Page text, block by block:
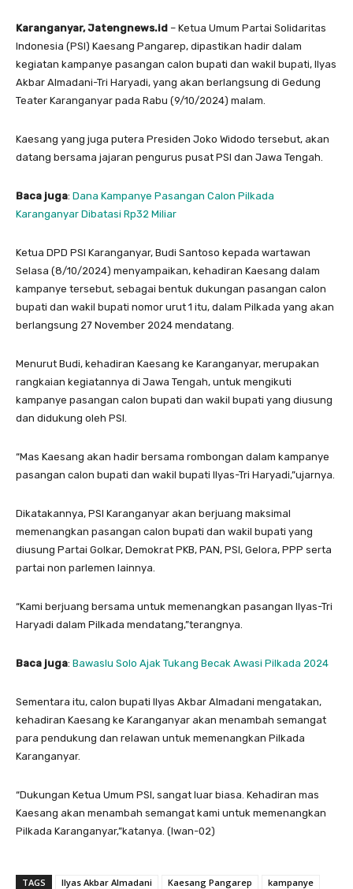
Karanganyar, Jatengnews.id – Ketua Umum Partai Solidaritas
Indonesia (PSI) Kaesang Pangarep, dipastikan hadir dalam
kegiatan kampanye pasangan calon bupati dan wakil bupati, Ilyas
Akbar Almadani-Tri Haryadi, yang akan berlangsung di Gedung
Teater Karanganyar pada Rabu (9/10/2024) malam.
Kaesang yang juga putera Presiden Joko Widodo tersebut, akan
datang bersama jajaran pengurus pusat PSI dan Jawa Tengah.
Baca juga: Dana Kampanye Pasangan Calon Pilkada
Karanganyar Dibatasi Rp32 Miliar
Ketua DPD PSI Karanganyar, Budi Santoso kepada wartawan
Selasa (8/10/2024) menyampaikan, kehadiran Kaesang dalam
kampanye tersebut, sebagai bentuk dukungan pasangan calon
bupati dan wakil bupati nomor urut 1 itu, dalam Pilkada yang akan
berlangsung 27 November 2024 mendatang.
Menurut Budi, kehadiran Kaesang ke Karanganyar, merupakan
rangkaian kegiatannya di Jawa Tengah, untuk mengikuti
kampanye pasangan calon bupati dan wakil bupati yang diusung
dan didukung oleh PSI.
“Mas Kaesang akan hadir bersama rombongan dalam kampanye
pasangan calon bupati dan wakil bupati Ilyas-Tri Haryadi,”ujarnya.
Dikatakannya, PSI Karanganyar akan berjuang maksimal
memenangkan pasangan calon bupati dan wakil bupati yang
diusung Partai Golkar, Demokrat PKB, PAN, PSI, Gelora, PPP serta
partai non parlemen lainnya.
“Kami berjuang bersama untuk memenangkan pasangan Ilyas-Tri
Haryadi dalam Pilkada mendatang,”terangnya.
Baca juga: Bawaslu Solo Ajak Tukang Becak Awasi Pilkada 2024
Sementara itu, calon bupati Ilyas Akbar Almadani mengatakan,
kehadiran Kaesang ke Karanganyar akan menambah semangat
para pendukung dan relawan untuk memenangkan Pilkada
Karanganyar.
“Dukungan Ketua Umum PSI, sangat luar biasa. Kehadiran mas
Kaesang akan menambah semangat kami untuk memenangkan
Pilkada Karanganyar,”katanya. (Iwan-02)
TAGS Ilyas Akbar Almadani Kaesang Pangarep
kampanye